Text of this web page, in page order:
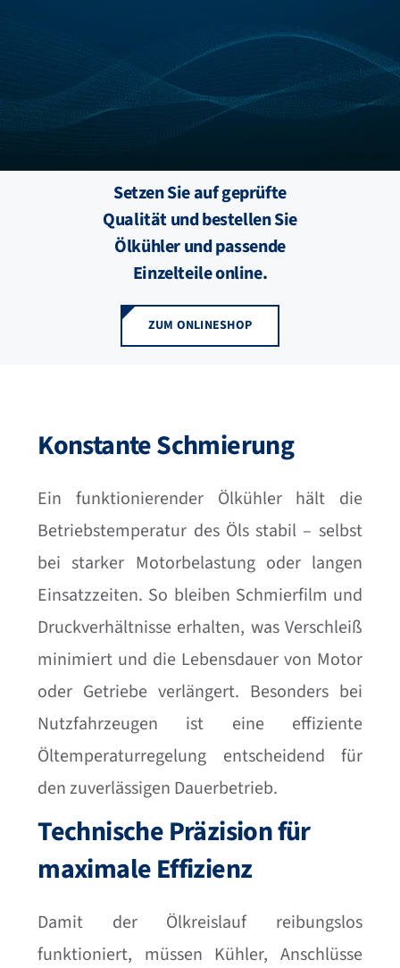
STANDORTE
Setzen Sie auf geprüfte
Qualität und bestellen Sie
Ölkühler und passende
Einzelteile online.
ZUM ONLINESHOP
Konstante Schmierung
Ein funktionierender Ölkühler hält die
Betriebstemperatur des Öls stabil – selbst
bei starker Motorbelastung oder langen
Einsatzzeiten. So bleiben Schmierfilm und
Druckverhältnisse erhalten, was Verschleiß
minimiert und die Lebensdauer von Motor
oder Getriebe verlängert. Besonders bei
Nutzfahrzeugen ist eine effiziente
Öltemperaturregelung entscheidend für
den zuverlässigen Dauerbetrieb.
Technische Präzision für
maximale Effizienz
Damit der Ölkreislauf reibungslos
funktioniert, müssen Kühler, Anschlüsse